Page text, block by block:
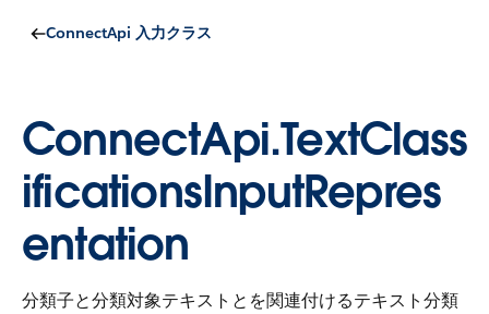
ConnectApi 入力クラス
ConnectApi.TextClass
ificationsInputRepres
entation
分類子と分類対象テキストとを関連付けるテキスト分類